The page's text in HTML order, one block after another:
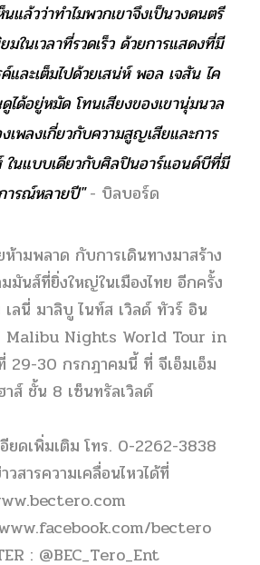
นแล้วว่าทำไมพวกเขาจึงเป็นวงดนตรี
มในเวลาที่รวดเร็ว ด้วยการแสดงที่มี
และเต็มไปด้วยเสน่ห์ พอล เจสัน ไค
ด้อยู่หมัด โทนเสียงของเขานุ่มนวล
เพลงเกี่ยวกับความสูญเสียและการ
ในแบบเดียวกับศิลปินอาร์แอนด์บีที่มี
ารณ์หลายปี"- บิลบอร์ด
ห้ามพลาด กับการเดินทางมาสร้าง
มันส์ที่ยิ่งใหญ่ในเมืองไทย อีกครั้ง
เลนี่ มาลิบู ไนท์ส เวิลด์ ทัวร์ อิน
Malibu Nights World Tour in
29-30 กรกฎาคมนี้ ที่ จีเอ็มเอ็ม
าส์ ชั้น 8 เซ็นทรัลเวิลด์
ยดเพิ่มเติม โทร. 0-2262-3838
วสารความเคลื่อนไหวได้ที่
bectero
: @BEC_Tero_Ent